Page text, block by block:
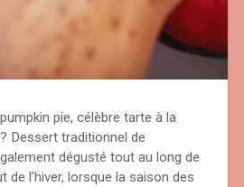
pie, célèbre tarte à la
Dessert traditionnel de
dégusté tout au long de
de l’hiver, lorsque la saison des